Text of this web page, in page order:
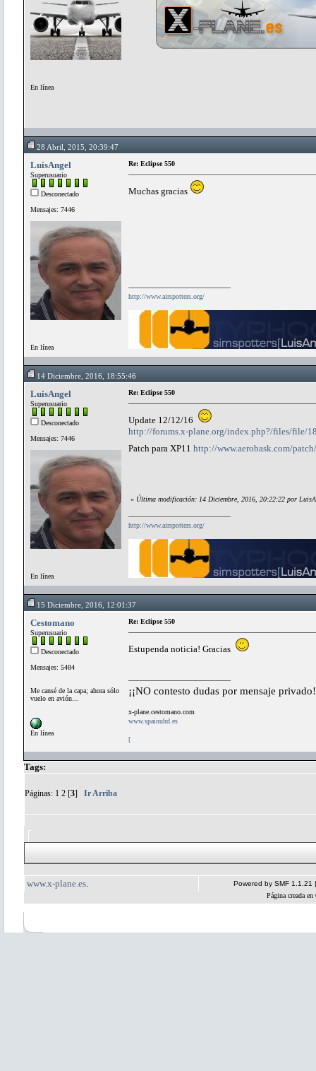
En línea
28 Abril, 2015, 20:39:47
LuisAngel
Superusuario
Desconectado
Mensajes: 7446
En línea
Re: Eclipse 550
Muchas gracias
http://www.airspotters.org/
14 Diciembre, 2016, 18:55:46
LuisAngel
Superusuario
Desconectado
Mensajes: 7446
En línea
Re: Eclipse 550
Update 12/12/16
http://forums.x-plane.org/index.php?/files/file/
Patch para XP11 http://www.aerobask.com/
« Última modificación: 14 Diciembre, 2016, 20:22:22 por
http://www.airspotters.org/
15 Diciembre, 2016, 12:01:37
Cestomano
Superusuario
Desconectado
Mensajes: 5484
Me cansé de la capa; ahora sólo
vuelo en avión...
En línea
Re: Eclipse 550
Estupenda noticia! Gracias
¡¡NO contesto dudas por mensaje
x-plane.cestomano.com
www.spainuhd.es
[
Tags:
Páginas: 1 2 [3] Ir Arriba
www.x-plane.es Powered by SMF 1.1.21
Página creada